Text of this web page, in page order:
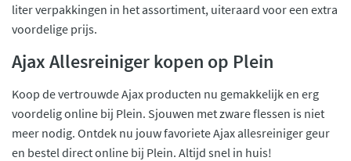
liter verpakkingen in het assortiment, uiteraard voor een extra
voordelige prijs.
Ajax Allesreiniger kopen op Plein
Koop de vertrouwde Ajax producten nu gemakkelijk en erg
voordelig online bij Plein. Sjouwen met zware flessen is niet
meer nodig. Ontdek nu jouw favoriete Ajax allesreiniger geur
en bestel direct online bij Plein. Altijd snel in huis!